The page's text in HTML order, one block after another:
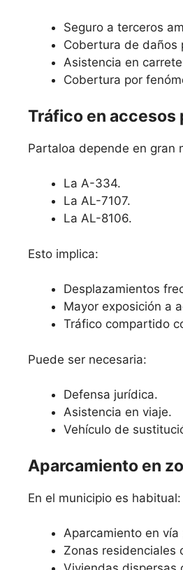
Seguro a terceros
Cobertura de daños
Asistencia en
Cobertura por
Tráfico en accesos
Partaloa depende en gran
La A-334.
La AL-7107.
La AL-8106.
Esto implica:
Desplazamientos
Mayor exposición a
Tráfico compartido
Puede ser necesaria:
Defensa jurídica.
Asistencia en viaje.
Vehículo de
Aparcamiento en
En el municipio es habitual:
Aparcamiento en vía
Zonas residenciales